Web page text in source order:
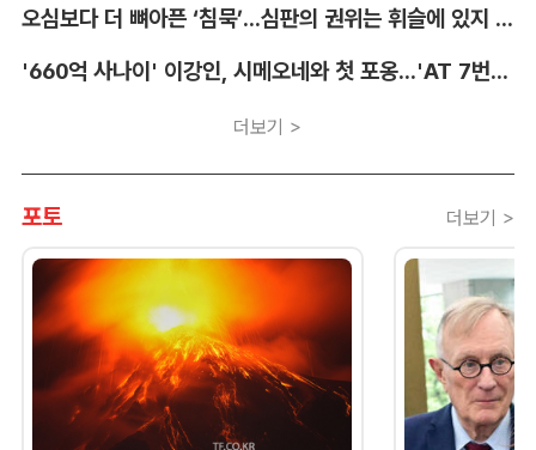
오심보다 더 뼈아픈 ‘침묵’...심판의 권위는 휘슬에 있지 않다 [박순규의 창]
'660억 사나이' 이강인, 시메오네와 첫 포옹...'AT 7번' 데뷔 초읽기
더보기 >
포토 더보기 >